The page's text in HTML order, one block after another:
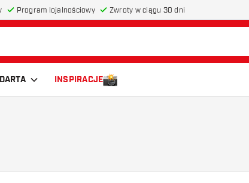
Program lojalnościowy Zwroty w ciągu 30 dni
INSPIRACJE